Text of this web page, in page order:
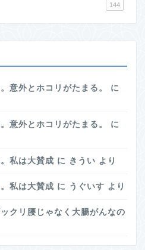
144
意外とホコリがたまる。
に
意外とホコリがたまる。
に
私は大賛成 に きうい より
私は大賛成 に うぐいす より
クリ腰じゃなく大腸がんなの